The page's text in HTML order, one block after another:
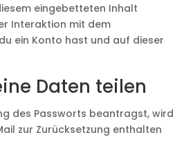
eingebetteten Inhalt
Interaktion mit dem
ein Konto hast und auf dieser
Daten teilen
des Passworts beantragst, wird
zur Zurücksetzung enthalten